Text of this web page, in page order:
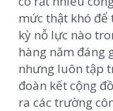
mức thật khó để
kỳ nỗ lực nào
hàng năm đáng
nhưng luôn tập
đoàn kết cộng
ra các trường